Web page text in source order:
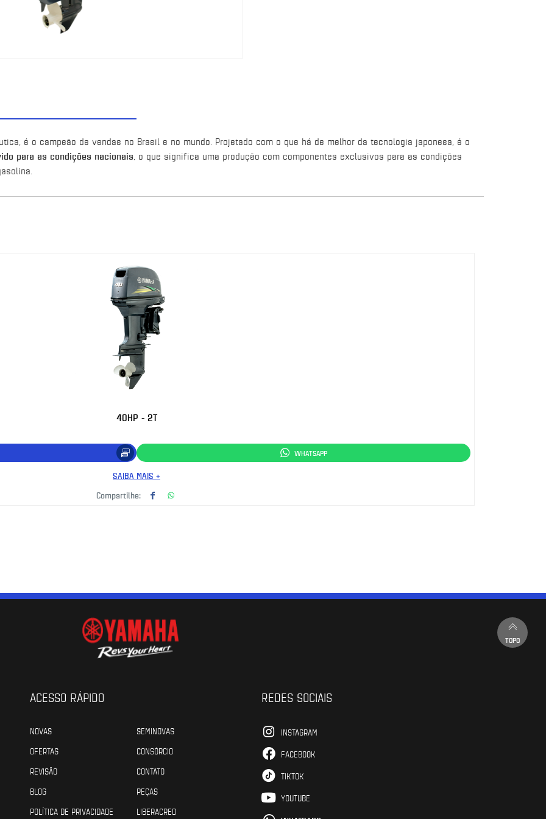
é o campeão de vendas no Brasil e no mundo. Projetado com o que há de melhor da tecnologia japonesa, é o
para as condições nacionais, o que significa uma produção com componentes exclusivos para as condições
40HP - 2T
WHATSAPP
SAIBA MAIS +
Compartilhe:
TOPO
ACESSO RÁPIDO
NOVAS
SEMINOVAS
OFERTAS
CONSÓRCIO
REVISÃO
CONTATO
BLOG
PEÇAS
POLÍTICA DE PRIVACIDADE
LIBERACRED
REDES SOCIAIS
INSTAGRAM
FACEBOOK
TIKTOK
YOUTUBE